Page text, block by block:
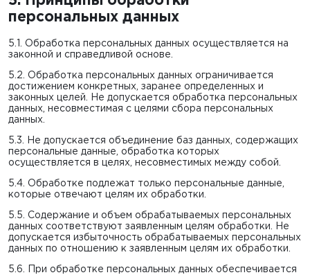
персональных данных
5.1. Обработка персональных данных осуществляется на
законной и справедливой основе.
5.2. Обработка персональных данных ограничивается
достижением конкретных, заранее определенных и
законных целей. Не допускается обработка персональных
данных, несовместимая с целями сбора персональных
данных.
5.3. Не допускается объединение баз данных, содержащих
персональные данные, обработка которых
осуществляется в целях, несовместимых между собой.
5.4. Обработке подлежат только персональные данные,
которые отвечают целям их обработки.
5.5. Содержание и объем обрабатываемых персональных
данных соответствуют заявленным целям обработки. Не
допускается избыточность обрабатываемых персональных
данных по отношению к заявленным целям их обработки.
5.6. При обработке персональных данных обеспечивается